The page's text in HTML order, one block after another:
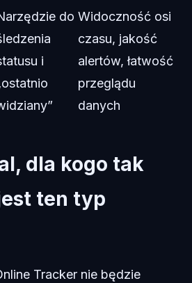
do
i
Widoczność osi
czasu, jakość
alertów, łatwość
przeglądu
danych
dla kogo tak
ten typ
Tracker nie będzie